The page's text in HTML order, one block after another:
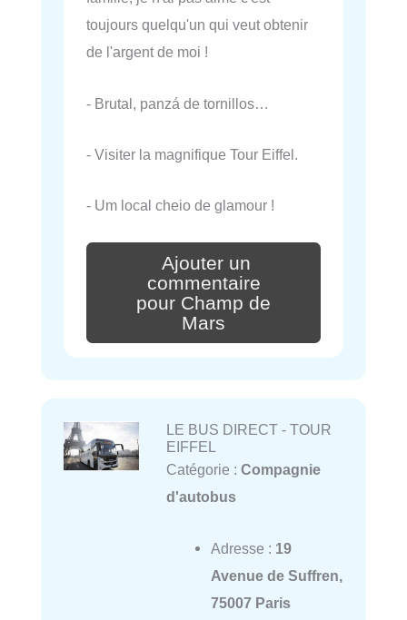
toujours quelqu'un qui veut obtenir
de l'argent de moi !
- Brutal, panzá de tornillos…
- Visiter la magnifique Tour Eiffel.
- Um local cheio de glamour !
Ajouter un
commentaire
pour Champ de
Mars
LE BUS DIRECT - TOUR
EIFFEL
Catégorie : Compagnie
d'autobus
Adresse : 19
Avenue de Suffren,
75007 Paris